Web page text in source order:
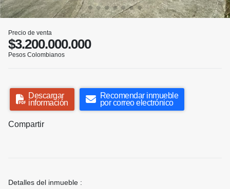
Precio de venta
$3.200.000.000
Pesos Colombianos
Descargar
información
Recomendar inmueble
por correo electrónico
Compartir
Detalles del inmueble :